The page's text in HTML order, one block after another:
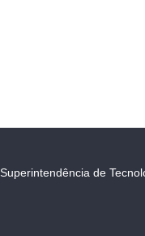
Superintendência de